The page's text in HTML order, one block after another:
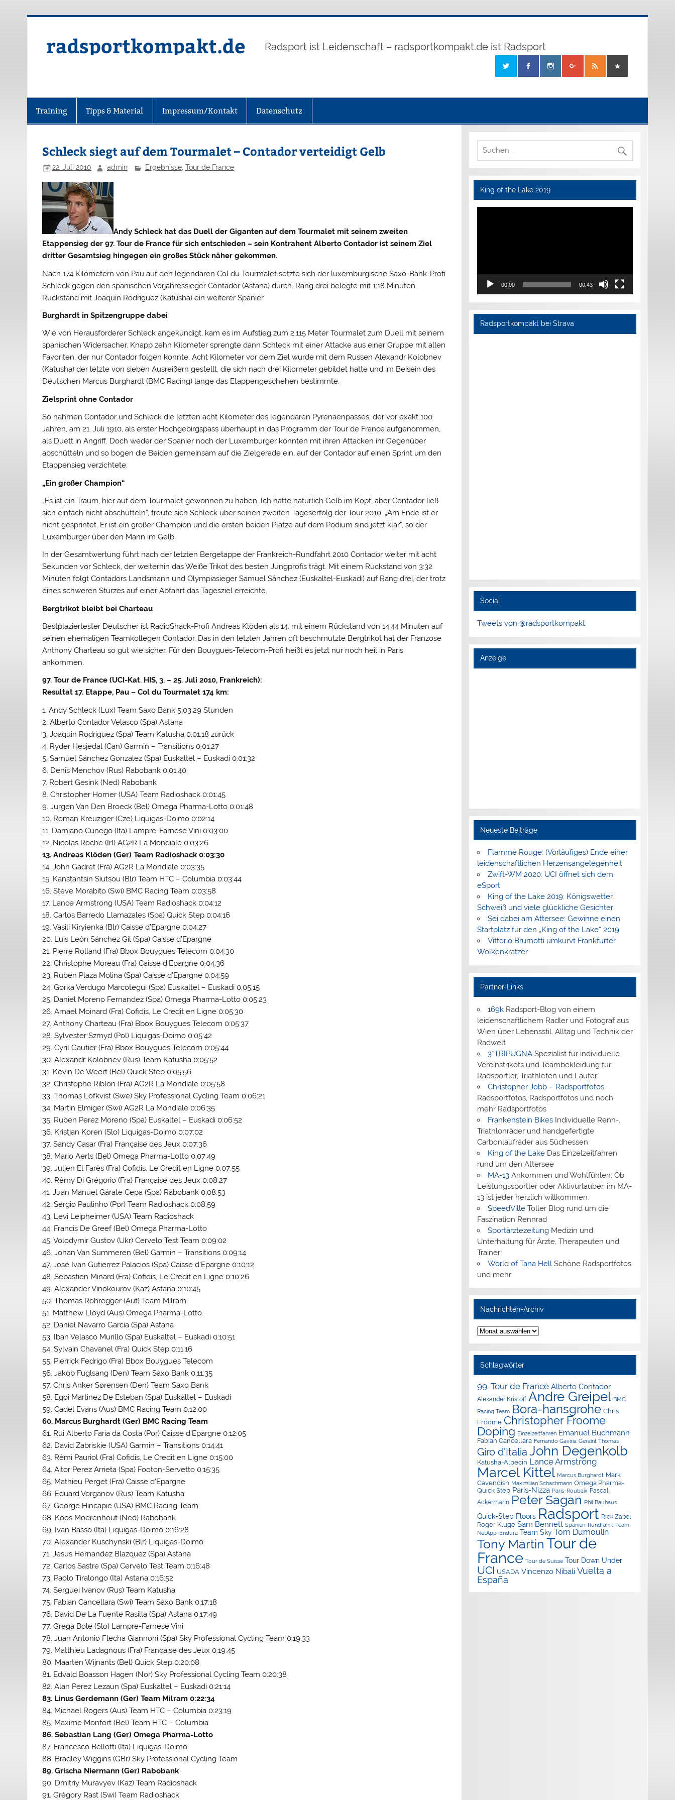
radsportkompakt.de Radsport ist Leidenschaft – radsportkompakt.de ist Radsport
Training Tipps & Material Impressum/Kontakt Datenschutz
Schleck siegt auf dem Tourmalet – Contador verteidigt Gelb
22. Juli 2010 admin Ergebnisse, Tour de France
Andy Schleck hat das Duell der Giganten auf dem Tourmalet mit seinem zweiten
Etappensieg der 97. Tour de France für sich entschieden – sein Kontrahent Alberto Contador ist seinem Ziel
dritter Gesamtsieg hingegen ein großes Stück näher gekommen.
Nach 174 Kilometern von Pau auf den legendären Col du Tourmalet setzte sich der luxemburgische Saxo-Bank-Profi
Schleck gegen den spanischen Vorjahressieger Contador (Astana) durch. Rang drei belegte mit 1:18 Minuten
Rückstand mit Joaquin Rodriguez (Katusha) ein weiterer Spanier.
Burghardt in Spitzengruppe dabei
Wie von Herausforderer Schleck angekündigt, kam es im Aufstieg zum 2.115 Meter Tourmalet zum Duell mit seinem
spanischen Widersacher. Knapp zehn Kilometer sprengte dann Schleck mit einer Attacke aus einer Gruppe mit allen
Favoriten, der nur Contador folgen konnte. Acht Kilometer vor dem Ziel wurde mit dem Russen Alexandr Kolobnev
(Katusha) der letzte von sieben Ausreißern gestellt, die sich nach drei Kilometer gebildet hatte und im Beisein des
Deutschen Marcus Burghardt (BMC Racing) lange das Etappengeschehen bestimmte.
Zielsprint ohne Contador
So nahmen Contador und Schleck die letzten acht Kilometer des legendären Pyrenäenpasses, der vor exakt 100
Jahren, am 21. Juli 1910, als erster Hochgebirgspass überhaupt in das Programm der Tour de France aufgenommen,
als Duett in Angriff. Doch weder der Spanier noch der Luxemburger konnten mit ihren Attacken ihr Gegenüber
abschütteln und so bogen die Beiden gemeinsam auf die Zielgerade ein, auf der Contador auf einen Sprint um den
Etappensieg verzichtete.
„Ein großer Champion“
„Es ist ein Traum, hier auf dem Tourmalet gewonnen zu haben. Ich hatte natürlich Gelb im Kopf, aber Contador ließ
sich einfach nicht abschütteln“, freute sich Schleck über seinen zweiten Tageserfolg der Tour 2010. „Am Ende ist er
nicht gesprintet. Er ist ein großer Champion und die ersten beiden Plätze auf dem Podium sind jetzt klar“, so der
Luxemburger über den Mann im Gelb.
In der Gesamtwertung führt nach der letzten Bergetappe der Frankreich-Rundfahrt 2010 Contador weiter mit acht
Sekunden vor Schleck, der weiterhin das Weiße Trikot des besten Jungprofis trägt. Mit einem Rückstand von 3:32
Minuten folgt Contadors Landsmann und Olympiasieger Samuel Sánchez (Euskaltel-Euskadi) auf Rang drei, der trotz
eines schweren Sturzes auf einer Abfahrt das Tagesziel erreichte.
Bergtrikot bleibt bei Charteau
Bestplaziertester Deutscher ist RadioShack-Profi Andreas Klöden als 14. mit einem Rückstand von 14:44 Minuten auf
seinen ehemaligen Teamkollegen Contador. Das in den letzten Jahren oft beschmutzte Bergtrikot hat der Franzose
Anthony Charteau so gut wie sicher. Für den Bouygues-Telecom-Profi heißt es jetzt nur noch heil in Paris
ankommen.
97. Tour de France (UCI-Kat. HIS, 3. – 25. Juli 2010, Frankreich):
Resultat 17. Etappe, Pau – Col du Tourmalet 174 km:
1. Andy Schleck (Lux) Team Saxo Bank 5:03:29 Stunden
2. Alberto Contador Velasco (Spa) Astana
3. Joaquin Rodriguez (Spa) Team Katusha 0:01:18 zurück
4. Ryder Hesjedal (Can) Garmin – Transitions 0:01:27
5. Samuel Sánchez Gonzalez (Spa) Euskaltel – Euskadi 0:01:32
6. Denis Menchov (Rus) Rabobank 0:01:40
7. Robert Gesink (Ned) Rabobank
8. Christopher Horner (USA) Team Radioshack 0:01:45
9. Jurgen Van Den Broeck (Bel) Omega Pharma-Lotto 0:01:48
10. Roman Kreuziger (Cze) Liquigas-Doimo 0:02:14
11. Damiano Cunego (Ita) Lampre-Farnese Vini 0:03:00
12. Nicolas Roche (Irl) AG2R La Mondiale 0:03:26
13. Andreas Klöden (Ger) Team Radioshack 0:03:30
14. John Gadret (Fra) AG2R La Mondiale 0:03:35
15. Kanstantsin Siutsou (Blr) Team HTC – Columbia 0:03:44
16. Steve Morabito (Swi) BMC Racing Team 0:03:58
17. Lance Armstrong (USA) Team Radioshack 0:04:12
18. Carlos Barredo Llamazales (Spa) Quick Step 0:04:16
19. Vasili Kiryienka (Blr) Caisse d’Epargne 0:04:27
20. Luis León Sánchez Gil (Spa) Caisse d’Epargne
21. Pierre Rolland (Fra) Bbox Bouygues Telecom 0:04:30
22. Christophe Moreau (Fra) Caisse d’Epargne 0:04:36
23. Ruben Plaza Molina (Spa) Caisse d’Epargne 0:04:59
24. Gorka Verdugo Marcotegui (Spa) Euskaltel – Euskadi 0:05:15
25. Daniel Moreno Fernandez (Spa) Omega Pharma-Lotto 0:05:23
26. Amaël Moinard (Fra) Cofidis, Le Credit en Ligne 0:05:30
27. Anthony Charteau (Fra) Bbox Bouygues Telecom 0:05:37
28. Sylvester Szmyd (Pol) Liquigas-Doimo 0:05:42
29. Cyril Gautier (Fra) Bbox Bouygues Telecom 0:05:44
30. Alexandr Kolobnev (Rus) Team Katusha 0:05:52
31. Kevin De Weert (Bel) Quick Step 0:05:56
32. Christophe Riblon (Fra) AG2R La Mondiale 0:05:58
33. Thomas Löfkvist (Swe) Sky Professional Cycling Team 0:06:21
34. Martin Elmiger (Swi) AG2R La Mondiale 0:06:35
35. Ruben Perez Moreno (Spa) Euskaltel – Euskadi 0:06:52
36. Kristjan Koren (Slo) Liquigas-Doimo 0:07:02
37. Sandy Casar (Fra) Française des Jeux 0:07:36
38. Mario Aerts (Bel) Omega Pharma-Lotto 0:07:49
39. Julien El Farès (Fra) Cofidis, Le Credit en Ligne 0:07:55
40. Rémy Di Grégorio (Fra) Française des Jeux 0:08:27
41. Juan Manuel Gárate Cepa (Spa) Rabobank 0:08:53
42. Sergio Paulinho (Por) Team Radioshack 0:08:59
43. Levi Leipheimer (USA) Team Radioshack
44. Francis De Greef (Bel) Omega Pharma-Lotto
45. Volodymir Gustov (Ukr) Cervelo Test Team 0:09:02
46. Johan Van Summeren (Bel) Garmin – Transitions 0:09:14
47. José Ivan Gutierrez Palacios (Spa) Caisse d’Epargne 0:10:12
48. Sébastien Minard (Fra) Cofidis, Le Credit en Ligne 0:10:26
49. Alexander Vinokourov (Kaz) Astana 0:10:45
50. Thomas Rohregger (Aut) Team Milram
51. Matthew Lloyd (Aus) Omega Pharma-Lotto
52. Daniel Navarro Garcia (Spa) Astana
53. Iban Velasco Murillo (Spa) Euskaltel – Euskadi 0:10:51
54. Sylvain Chavanel (Fra) Quick Step 0:11:16
55. Pierrick Fedrigo (Fra) Bbox Bouygues Telecom
56. Jakob Fuglsang (Den) Team Saxo Bank 0:11:35
57. Chris Anker Sørensen (Den) Team Saxo Bank
58. Egoi Martinez De Esteban (Spa) Euskaltel – Euskadi
59. Cadel Evans (Aus) BMC Racing Team 0:12:00
60. Marcus Burghardt (Ger) BMC Racing Team
61. Rui Alberto Faria da Costa (Por) Caisse d’Epargne 0:12:05
62. David Zabriskie (USA) Garmin – Transitions 0:14:41
63. Rémi Pauriol (Fra) Cofidis, Le Credit en Ligne 0:15:00
64. Aitor Perez Arrieta (Spa) Footon-Servetto 0:15:35
65. Mathieu Perget (Fra) Caisse d’Epargne
66. Eduard Vorganov (Rus) Team Katusha
67. George Hincapie (USA) BMC Racing Team
68. Koos Moerenhout (Ned) Rabobank
69. Ivan Basso (Ita) Liquigas-Doimo 0:16:28
70. Alexander Kuschynski (Blr) Liquigas-Doimo
71. Jesus Hernandez Blazquez (Spa) Astana
72. Carlos Sastre (Spa) Cervelo Test Team 0:16:48
73. Paolo Tiralongo (Ita) Astana 0:16:52
74. Serguei Ivanov (Rus) Team Katusha
75. Fabian Cancellara (Swi) Team Saxo Bank 0:17:18
76. David De La Fuente Rasilla (Spa) Astana 0:17:49
77. Grega Bole (Slo) Lampre-Farnese Vini
78. Juan Antonio Flecha Giannoni (Spa) Sky Professional Cycling Team 0:19:33
79. Matthieu Ladagnous (Fra) Française des Jeux 0:19:45
80. Maarten Wijnants (Bel) Quick Step 0:20:08
81. Edvald Boasson Hagen (Nor) Sky Professional Cycling Team 0:20:38
82. Alan Perez Lezaun (Spa) Euskaltel – Euskadi 0:21:14
83. Linus Gerdemann (Ger) Team Milram 0:22:34
84. Michael Rogers (Aus) Team HTC – Columbia 0:23:19
85. Maxime Monfort (Bel) Team HTC – Columbia
86. Sebastian Lang (Ger) Omega Pharma-Lotto
87. Francesco Bellotti (Ita) Liquigas-Doimo
88. Bradley Wiggins (GBr) Sky Professional Cycling Team
89. Grischa Niermann (Ger) Rabobank
90. Dmitriy Muravyev (Kaz) Team Radioshack
91. Grégory Rast (Swi) Team Radioshack
King of the Lake 2019
Video-
00:00 00:43
Radsportkompakt bei Strava
Social
Tweets von @radsportkompakt
Anzeige
Neueste Beiträge
Flamme Rouge: (Vorläufiges) Ende einer
leidenschaftlichen Herzensangelegenheit
Zwift-WM 2020: UCI öffnet sich dem
eSport
King of the Lake 2019: Königswetter,
Schweiß und viele glückliche Gesichter
Sei dabei am Attersee: Gewinne einen
Startplatz für den „King of the Lake“ 2019
Vittorio Brumotti umkurvt Frankfurter
Wolkenkratzer
Partner-Links
169kRadsport-Blog von einem
leidenschaftlichem Radler und Fotograf aus
Wien über Lebensstil, Alltag und Technik der
Radwelt
3*TRIPUGNASpezialist für individuelle
Vereinstrikots und Teambekleidung für
Radsportler, Triathleten und Läufer
Christopher Jobb – Radsportfotos
Radsportfotos, Radsportfotos und noch
mehr Radsportfotos
Frankenstein BikesIndividuelle Renn-,
Triathlonräder und handgefertigte
Carbonlaufräder aus Südhessen
King of the LakeDas Einzelzeitfahren
rund um den Attersee
MA-13Ankommen und Wohlfühlen: Ob
Leistungssportler oder Aktivurlauber, im MA-
13 ist jeder herzlich willkommen.
SpeedVilleToller Blog rund um die
Faszination Rennrad
SportärztezeitungMedizin und
Unterhaltung für Ärzte, Therapeuten und
Trainer
World of Tana Hell Schöne Radsportfotos
und mehr
Nachrichten-Archiv
Nachrichten-
Archiv
Schlagwörter
99. Tour de France Alberto Contador
Alexander Kristoff Andre Greipel BMC
Racing Team Bora-hansgrohe Chris
Froome Christopher Froome
Doping Einzelzeitfahren Emanuel Buchmann
Fabian Cancellara Fernando Gaviria Geraint Thomas
Giro d'Italia John Degenkolb
Katusha-Alpecin Lance Armstrong
Marcel Kittel Marcus Burghardt Mark
Cavendish Maximilian Schachmann Omega Pharma-
Quick Step Paris-Nizza Paris-Roubaix Pascal
Ackermann Peter Sagan Phil Bauhaus
Quick-Step Floors Radsport Rick Zabel
Roger Kluge Sam Bennett Spanien-Rundfahrt Team
NetApp-Endura Team Sky Tom Dumoulin
Tony Martin Tour de
France Tour de Suisse Tour Down Under
UCI USADA Vincenzo Nibali Vuelta a
España